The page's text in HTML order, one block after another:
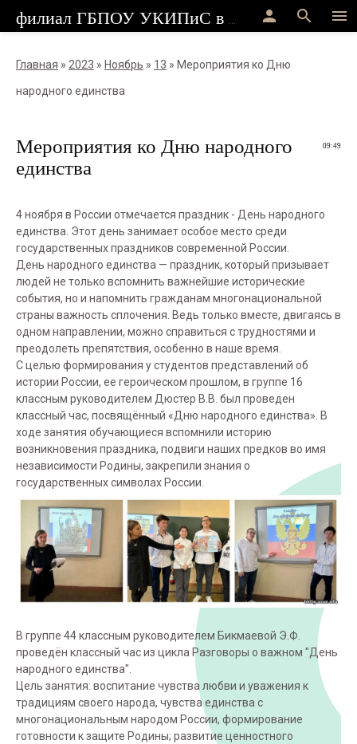
menu
search
person
Главная » 2023 » Ноябрь » 13 » Мероприятия ко Дню
народного единства
09:49
Мероприятия ко Дню народного
единства
4 ноября в России отмечается праздник - День народного
единства. Этот день занимает особое место среди
государственных праздников современной России.
День народного единства — праздник, который призывает
людей не только вспомнить важнейшие исторические
события, но и напомнить гражданам многонациональной
страны важность сплочения. Ведь только вместе, двигаясь в
одном направлении, можно справиться с трудностями и
преодолеть препятствия, особенно в наше время.
С целью формирования у студентов представлений об
истории России, ее героическом прошлом, в группе 16
классным руководителем Дюстер В.В. был проведен
классный час, посвящённый «Дню народного единства». В
ходе занятия обучающиеся вспомнили историю
возникновения праздника, подвиги наших предков во имя
независимости Родины, закрепили знания о
государственных символах России.
В группе 44 классным руководителем Бикмаевой Э.Ф.
проведён классный час из цикла Разговоры о важном "День
народного единства".
Цель занятия: воспитание чувства любви и уважения к
традициям своего народа, чувства единства с
многонациональным народом России, формирование
готовности к защите Родины; развитие ценностного